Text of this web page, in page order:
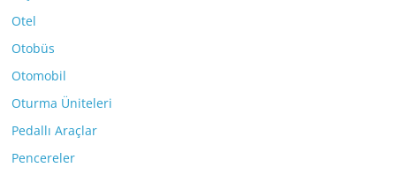
Otel
Otobüs
Otomobil
Oturma Üniteleri
Pedallı Araçlar
Pencereler